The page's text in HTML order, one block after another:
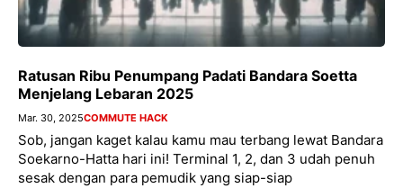
Ratusan Ribu Penumpang Padati Bandara Soetta
Menjelang Lebaran 2025
Mar. 30, 2025COMMUTE HACK
Sob, jangan kaget kalau kamu mau terbang lewat Bandara
Soekarno-Hatta hari ini! Terminal 1, 2, dan 3 udah penuh
sesak dengan para pemudik yang siap-siap